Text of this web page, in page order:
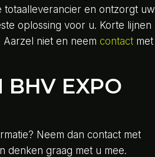
totaalleverancier en ontzorgt uw
oplossing voor u. Korte lijnen
niet en neem contact met
BHV EXPO
Neem dan contact met
denken graag met u mee.